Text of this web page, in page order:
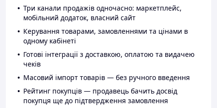
Три канали продажів одночасно: маркетплейс,
мобільний додаток, власний сайт
Керування товарами, замовленнями та цінами в
одному кабінеті
Готові інтеграції з доставкою, оплатою та видачею
чеків
Масовий імпорт товарів — без ручного введення
Рейтинг покупців — продавець бачить досвід
покупця ще до підтвердження замовлення